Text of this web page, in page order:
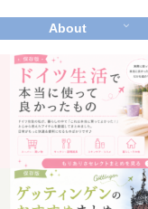
About